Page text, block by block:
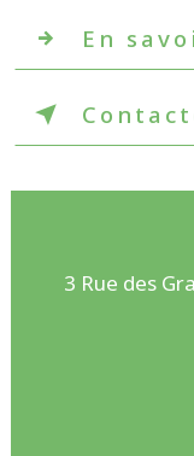
En
3 Rue des